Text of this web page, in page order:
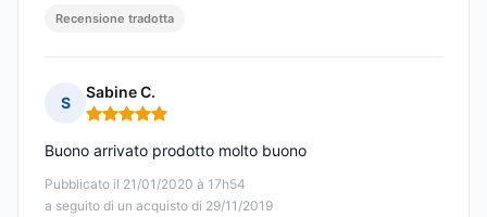
Recensione tradotta
S
Sabine C.
Nota: 5 su 5
Pubblicato il 21/01/2020 à 17h54
a seguito di un acquisto di 29/11/2019
Buono arrivato prodotto molto buono